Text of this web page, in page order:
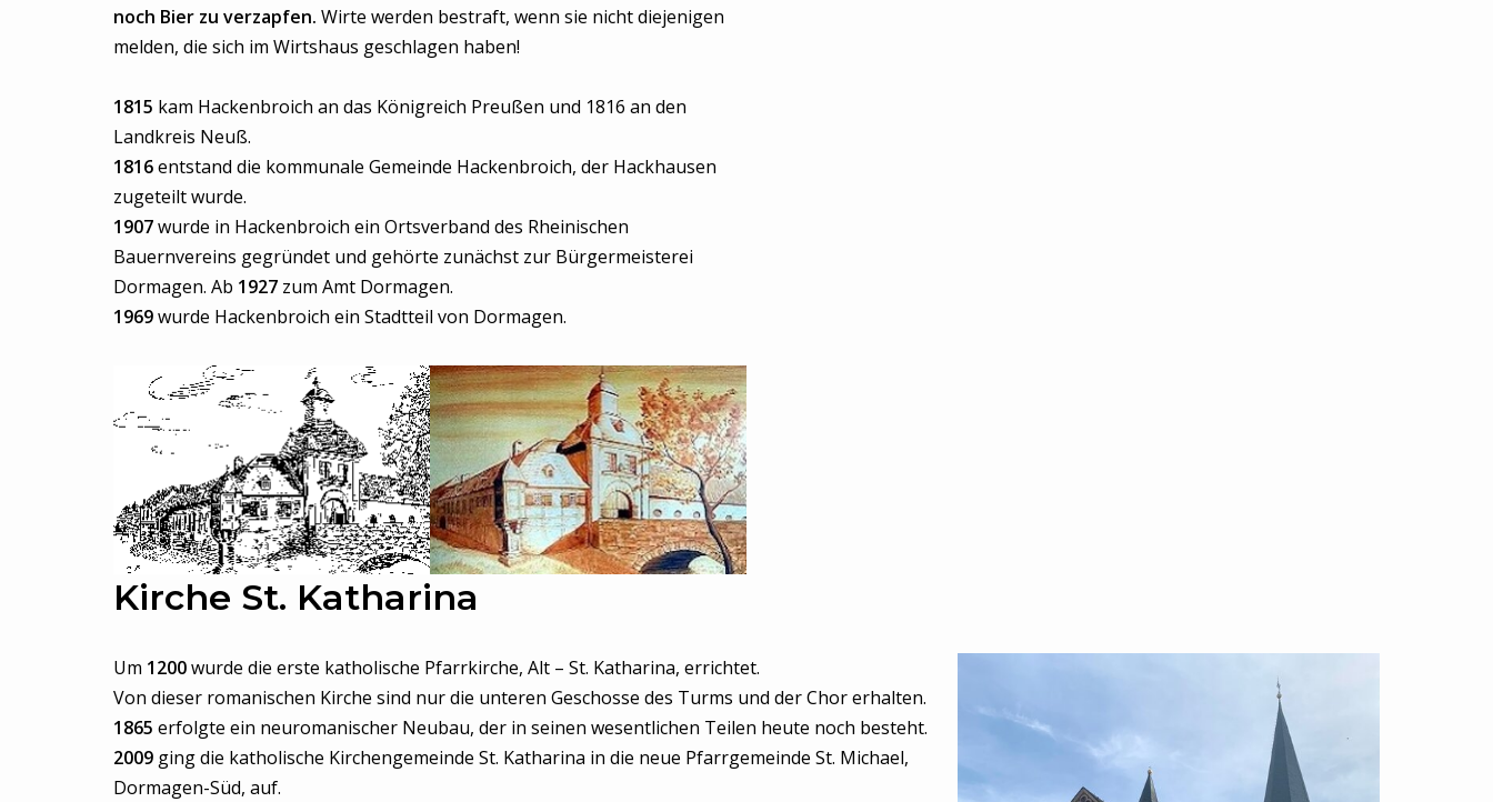
noch Bier zu verzapfen. Wirte werden bestraft, wenn sie nicht diejenigen
melden, die sich im Wirtshaus geschlagen haben!
1815 kam Hackenbroich an das Königreich Preußen und 1816 an den
Landkreis Neuß.
1816entstand die kommunale Gemeinde Hackenbroich, der Hackhausen
zugeteilt wurde.
1907wurde in Hackenbroich ein Ortsverband des Rheinischen
Bauernvereins gegründet und gehörte zunächst zur Bürgermeisterei
Dormagen. Ab 1927 zum Amt Dormagen.
1969wurde Hackenbroich ein Stadtteil von Dormagen.
Kirche St. Katharina
Um 1200wurde die erste katholische Pfarrkirche, Alt – St. Katharina, errichtet.
Von dieser romanischen Kirche sind nur die unteren Geschosse des Turms und der Chor erhalten.
1865 erfolgte ein neuromanischer Neubau, der in seinen wesentlichen Teilen heute noch besteht.
2009 ging die katholische Kirchengemeinde St. Katharina in die neue Pfarrgemeinde St. Michael,
Dormagen-Süd, auf.